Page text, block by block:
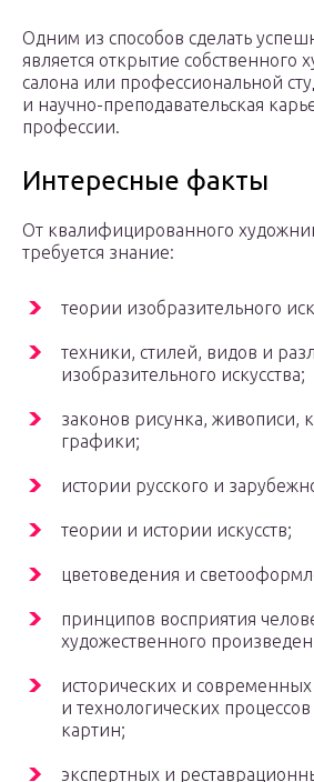
Одним из способов сделать
является открытие собственного
салона или профессиональной
и научно-преподавательская
профессии.
Интересные факты
От квалифицированного
требуется знание:
теории изобразительного
техники, стилей, видов и
изобразительного искусства;
законов рисунка, живописи,
графики;
истории русского и
теории и истории искусств;
цветоведения и
принципов восприятия
художественного
исторических и современных
и технологических
картин;
экспертных и